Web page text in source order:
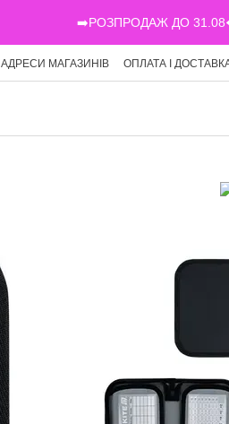
➡️РОЗПРОДАЖ ДО
АДРЕСИ МАГАЗИНІВ ОПЛАТА І